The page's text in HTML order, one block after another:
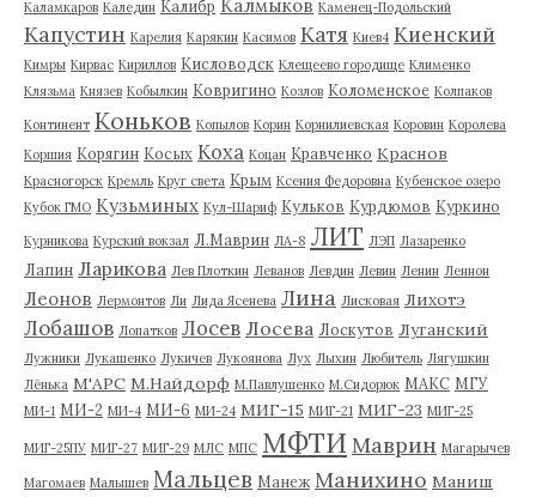
Каламкаров Каледин Калибр Калмыков Каменец-Подольский
Капустин Карелия Карякин Касимов Катя Киев4 Киенский
Кимры Кирвас Кириллов Кисловодск Клещеево городище Клименко
Клязьма Князев Кобылкин Ковригино Козлов Коломенское Колпаков
Континент Коньков Копылов Корин Корнилиевская Коровин Королева
Коршия Корягин Косых Коха Коцан Кравченко Краснов
Красногорск Кремль Круг света Крым Ксения Федоровна Кубенское озеро
Кубок ГМО Кузьминых Кул-Шариф Кульков Курдюмов Куркино
Курникова Курский вокзал Л.Маврин ЛА-8 ЛИТ ЛЭП Лазаренко
Лапин Ларикова Лев Плоткин Леванов Левдин Левин Ленин Леннон
Леонов Лермонтов Ли Лида Ясенева Лина Лисковая Лихотэ
Лобашов Лопатков Лосев Лосева Лоскутов Луганский
Лужники Лукашенко Лукичев Лукоянова Лух Лыхин Любитель Лягушкин
Лёнька М'АРС М.Найдорф М.Павлушенко М.Сидорюк МАКС МГУ
МИ-1 МИ-2 МИ-4 МИ-6 МИ-24 МИГ-15 МИГ-21 МИГ-23 МИГ-25
МИГ-25ПУ МИГ-27 МИГ-29 МЛС МПС МФТИ Маврин Магарычев
Магомаев Малышев Мальцев Манеж Манихино Маниш